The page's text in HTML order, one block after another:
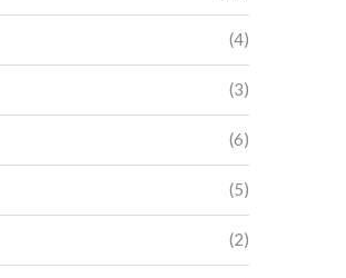
(4)
(3)
(6)
(5)
(2)